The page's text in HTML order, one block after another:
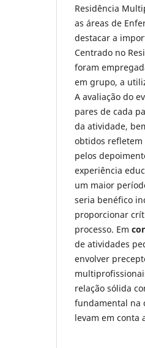
Residência
as áreas de
destacar a
Centrado no
foram
em grupo, a
A avaliação do
pares de cada
da atividade,
obtidos refletem
pelos
experiência
um maior
seria benéfico
proporcionar
processo. Em
de atividades
envolver
relação sólida
fundamental na
levam em conta